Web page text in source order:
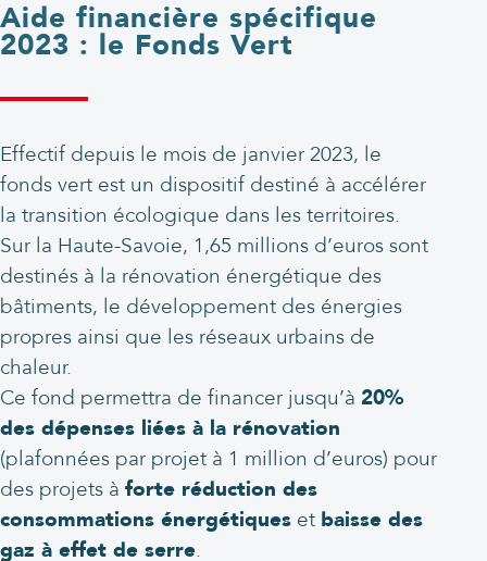
Aide financière spécifique
2023 : le Fonds Vert
Effectif depuis le mois de janvier 2023, le
fonds vert est un dispositif destiné à accélérer
la transition écologique dans les territoires.
Sur la Haute-Savoie, 1,65 millions d’euros sont
destinés à la rénovation énergétique des
bâtiments, le développement des énergies
propres ainsi que les réseaux urbains de
chaleur.
Ce fond permettra de financer jusqu’à 20%
des dépenses liées à la rénovation
(plafonnées par projet à 1 million d’euros) pour
des projets à forte réduction des
consommations énergétiques et baisse des
gaz à effet de serre.